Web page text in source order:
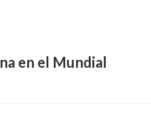
FC
en el Mundial